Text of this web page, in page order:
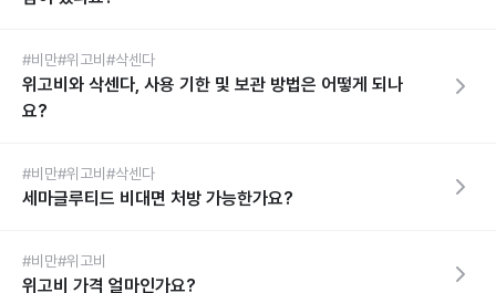
#비만#위고비 #삭센다
위고비와 삭센다, 사용 기한 및 보관 방법은 어떻게 되나
요?
#비만#위고비 #삭센다
세마글루티드 비대면 처방 가능한가요?
#비만#위고비
위고비 가격 얼마인가요?